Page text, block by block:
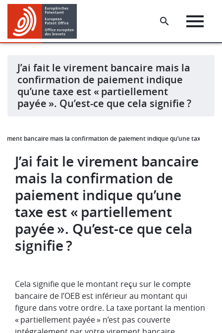
Skip
main
content
Skip
footer
J’ai fait le virement bancaire mais la
confirmation de paiement indique
qu’une taxe est « partiellement
payée ». Qu’est-ce que cela signifie ?
bancaire mais la confirmation de paiement indique qu’une taxe est «
J’ai fait le virement bancaire
mais la confirmation de
paiement indique qu’une
taxe est « partiellement
payée ». Qu’est-ce que cela
signifie ?
Cela signifie que le montant reçu sur le compte
bancaire de l’OEB est inférieur au montant qui
figure dans votre ordre. La taxe portant la mention
« partiellement payée » n’est pas couverte